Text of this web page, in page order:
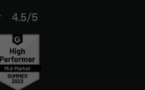
4.5/5